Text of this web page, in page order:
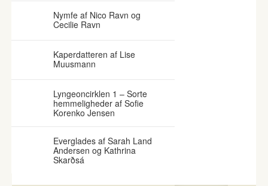
Nymfe af Nico Ravn og
Cecilie Ravn
Kaperdatteren af Lise
Muusmann
Lyngeoncirklen 1 – Sorte
hemmeligheder af Sofie
Korenko Jensen
Everglades af Sarah Land
Andersen og Kathrina
Skarðsá